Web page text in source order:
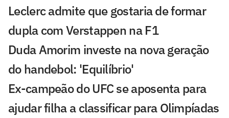
Leclerc admite que gostaria de formar
dupla com Verstappen na F1
Duda Amorim investe na nova geração
do handebol: 'Equilíbrio'
Ex-campeão do UFC se aposenta para
ajudar filha a classificar para Olimpíadas